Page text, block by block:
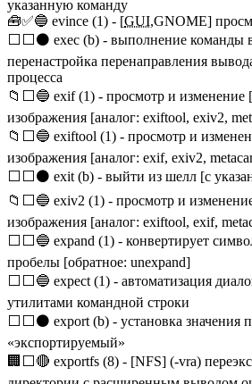
указанную команду
🧰✅🔵 evince (1) - [GUI,GNOME]
⬜⬜⚫ exec (b) - выполнение команды
перенастройка перенаправления
процесса
📁⬜🔵 exif (1) - просмотр и
изображения [аналог: exiftool, exiv2,
📁⬜🔵 exiftool (1) - просмотр и
изображения [аналог: exif, exiv2,
⬜⬜⚫ exit (b) - выйти из шелл [с
📁⬜🔵 exiv2 (1) - просмотр и
изображения [аналог: exiftool, exif,
⬜⬜🔵 expand (1) - конвертирует
пробелы [обратное: unexpand]
⬜⬜🔵 expect (1) - автоматизация
утилитами командной строки
⬜⬜⚫ export (b) - установка значения
«экспортируемый»
🏢⬜🔴 exportfs (8) - [NFS] (-vra)